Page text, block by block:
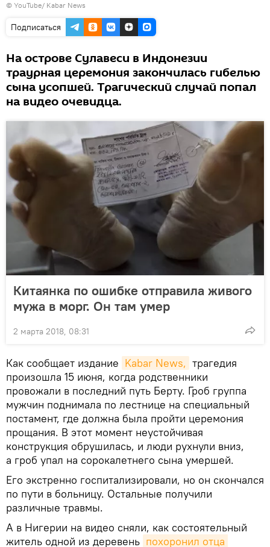
© YouTube/ Kabar News
Подписаться
На острове Сулавеси в Индонезии
траурная церемония закончилась гибелью
сына усопшей. Трагический случай попал
на видео очевидца.
Китаянка по ошибке отправила живого
мужа в морг. Он там умер
2 марта 2018, 08:31
Как сообщает издание Kabar News, трагедия
произошла 15 июня, когда родственники
провожали в последний путь Берту. Гроб группа
мужчин поднимала по лестнице на специальный
постамент, где должна была пройти церемония
прощания. В этот момент неустойчивая
конструкция обрушилась, и люди рухнули вниз,
а гроб упал на сорокалетнего сына умершей.
Его экстренно госпитализировали, но он скончался
по пути в больницу. Остальные получили
различные травмы.
А в Нигерии на видео сняли, как состоятельный
житель одной из деревень похоронил отца